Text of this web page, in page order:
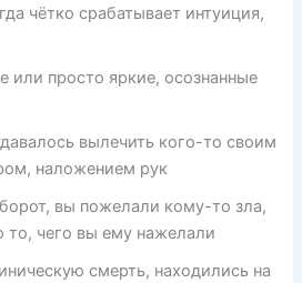
чётко срабатывает интуиция,
или просто яркие, осознанные
вылечить кого-то своим
наложением рук
вы пожелали кому-то зла,
то, чего вы ему нажелали
смерть, находились на